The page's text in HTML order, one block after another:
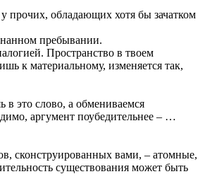
прочих, обладающих хотя бы зачатком
пребывании.
Пространство в твоем
к материальному, изменяется так,
это слово, а обмениваемся
аргумент поубедительнее – …
сконструированных вами, – атомные,
существования может быть